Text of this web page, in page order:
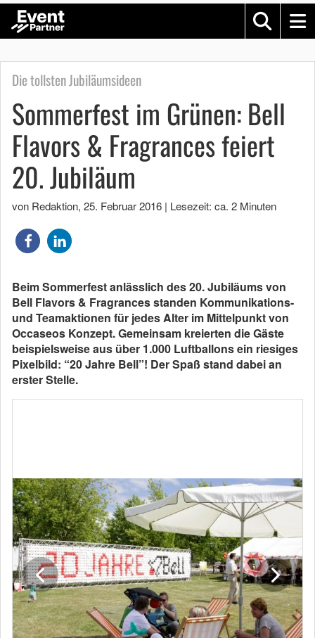
Die tollsten Jubiläumsideen
Sommerfest im Grünen: Bell
Flavors & Fragrances feiert
20. Jubiläum
von Redaktion, 25. Februar 2016 | Lesezeit: ca. 2 Minuten
Beim Sommerfest anlässlich des 20. Jubiläums von
Bell Flavors & Fragrances standen Kommunikations-
und Teamaktionen für jedes Alter im Mittelpunkt von
Occaseos Konzept. Gemeinsam kreierten die Gäste
beispielsweise aus über 1.000 Luftballons ein riesiges
Pixelbild: “20 Jahre Bell”! Der Spaß stand dabei an
erster Stelle.